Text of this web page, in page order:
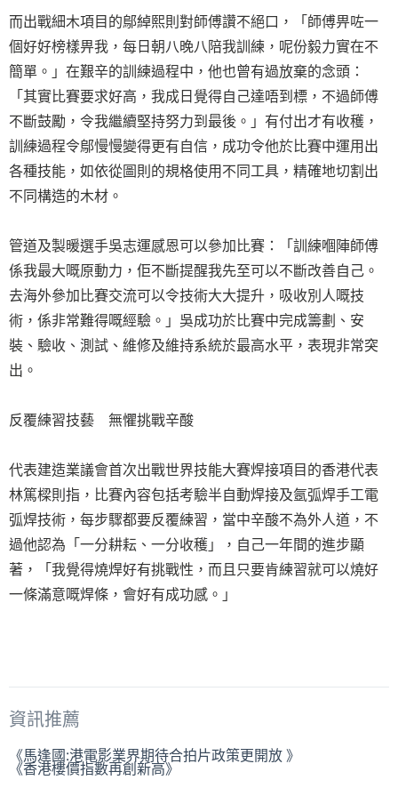
而出戰細木項目的鄔綽熙則對師傅讚不絕口，「師傅畀咗一
個好好榜樣畀我，每日朝八晚八陪我訓練，呢份毅力實在不
簡單。」在艱辛的訓練過程中，他也曾有過放棄的念頭：
「其實比賽要求好高，我成日覺得自己達唔到標，不過師傅
不斷鼓勵，令我繼續堅持努力到最後。」有付出才有收穫，
訓練過程令鄔慢慢變得更有自信，成功令他於比賽中運用出
各種技能，如依從圖則的規格使用不同工具，精確地切割出
不同構造的木材。
管道及製暖選手吳志運感恩可以參加比賽：「訓練嗰陣師傅
係我最大嘅原動力，佢不斷提醒我先至可以不斷改善自己。
去海外參加比賽交流可以令技術大大提升，吸收別人嘅技
術，係非常難得嘅經驗。」吳成功於比賽中完成籌劃、安
裝、驗收、測試、維修及維持系統於最高水平，表現非常突
出。
反覆練習技藝 無懼挑戰辛酸
代表建造業議會首次出戰世界技能大賽焊接項目的香港代表
林篤樑則指，比賽內容包括考驗半自動焊接及氬弧焊手工電
弧焊技術，每步驟都要反覆練習，當中辛酸不為外人道，不
過他認為「一分耕耘、一分收穫」，自己一年間的進步顯
著，「我覺得燒焊好有挑戰性，而且只要肯練習就可以燒好
一條滿意嘅焊條，會好有成功感。」
資訊推薦
《馬逢國:港電影業界期待合拍片政策更開放 》
《香港樓價指數再創新高》